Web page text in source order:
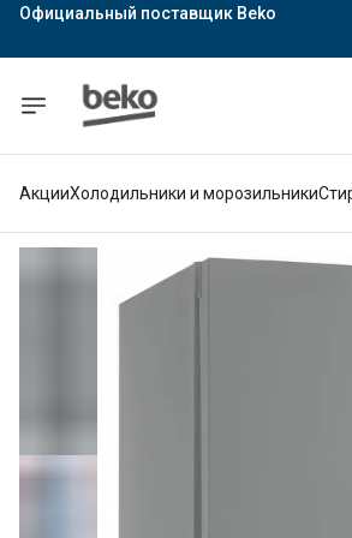
Официальный поставщик Hotpoint
АкцииХолодильники и морозильники